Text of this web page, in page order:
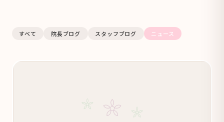
すべて 院長ブログ スタッフブログ ニュース